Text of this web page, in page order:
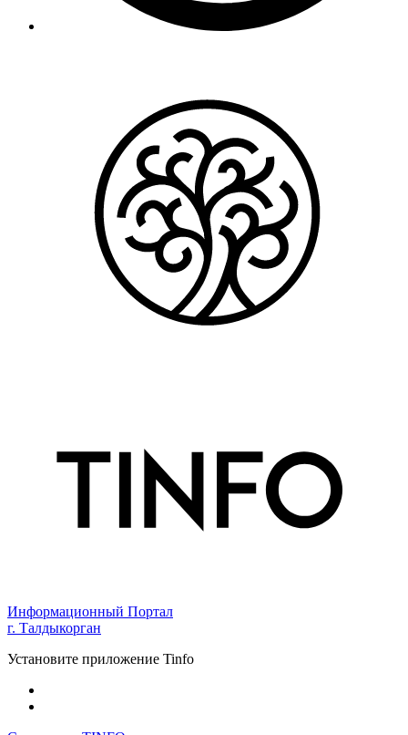
Информационный Портал
г. Талдыкорган
Установите приложение Tinfo